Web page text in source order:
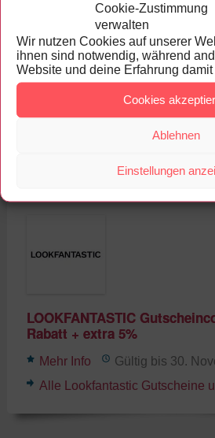
Cookie-Zustimmung
verwalten
Wir nutzen Cookies auf unserer
ihnen sind notwendig, während
Website und deine Erfahrung damit
Cookies
Ablehnen
Einstellungen
LOOKFANTASTIC Gutschein
Gültig bis 31.
LOOKFANTASTIC
Rabatt + extra 5%
Mehr Info
Gültig bis 30.
Alle Lookfantastic Gutscheine